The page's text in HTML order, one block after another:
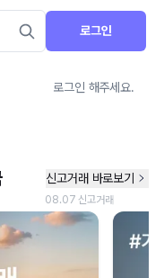
로그인
로그인 해주세요.